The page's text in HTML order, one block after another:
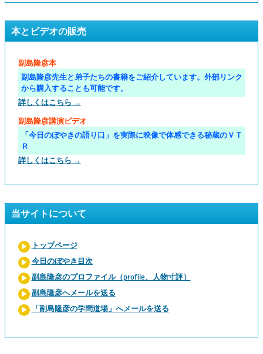
本とビデオの販売
副島隆彦本
副島隆彦先生と弟子たちの書籍をご紹介しています。外部リンク
から購入することも可能です。
詳しくはこちら →
副島隆彦講演ビデオ
「今日のぼやきの語り口」を実際に映像で体感できる秘蔵のＶＴ
Ｒ
詳しくはこちら →
当サイトについて
トップページ
今日のぼやき目次
副島隆彦のプロファイル（profile、人物寸評）
副島隆彦へメールを送る
「副島隆彦の学問道場」へメールを送る